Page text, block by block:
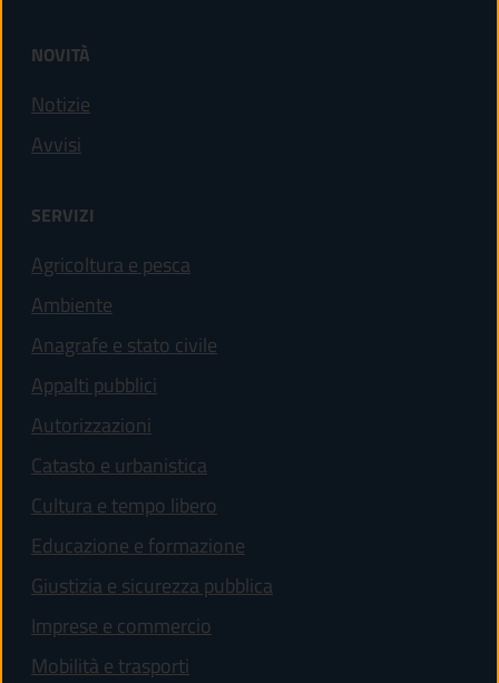
NOVITÀ
Notizie
Avvisi
SERVIZI
Agricoltura e pesca
Ambiente
Anagrafe e stato civile
Appalti pubblici
Autorizzazioni
Catasto e urbanistica
Cultura e tempo libero
Educazione e formazione
Giustizia e sicurezza pubblica
Imprese e commercio
Mobilità e trasporti